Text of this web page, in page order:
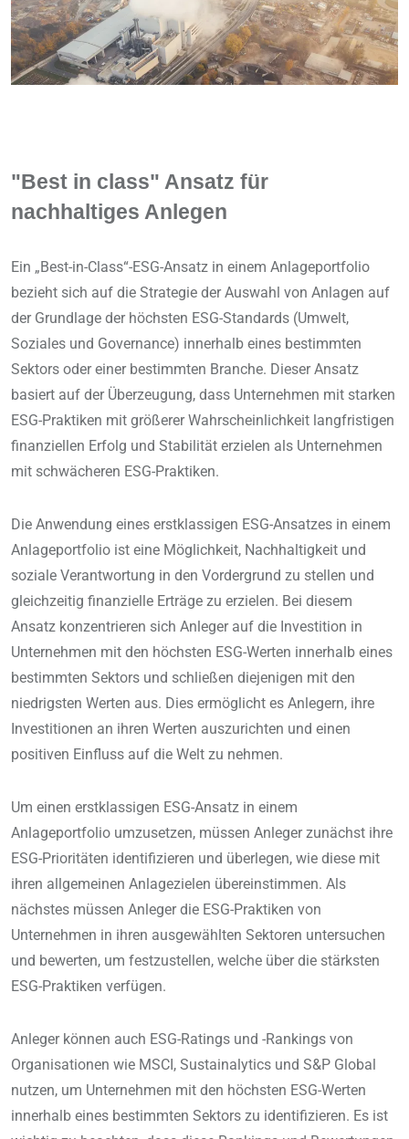
"Best in class" Ansatz für
nachhaltiges Anlegen
Ein „Best-in-Class“-ESG-Ansatz in einem Anlageportfolio
bezieht sich auf die Strategie der Auswahl von Anlagen auf
der Grundlage der höchsten ESG-Standards (Umwelt,
Soziales und Governance) innerhalb eines bestimmten
Sektors oder einer bestimmten Branche. Dieser Ansatz
basiert auf der Überzeugung, dass Unternehmen mit starken
ESG-Praktiken mit größerer Wahrscheinlichkeit langfristigen
finanziellen Erfolg und Stabilität erzielen als Unternehmen
mit schwächeren ESG-Praktiken.
Die Anwendung eines erstklassigen ESG-Ansatzes in einem
Anlageportfolio ist eine Möglichkeit, Nachhaltigkeit und
soziale Verantwortung in den Vordergrund zu stellen und
gleichzeitig finanzielle Erträge zu erzielen. Bei diesem
Ansatz konzentrieren sich Anleger auf die Investition in
Unternehmen mit den höchsten ESG-Werten innerhalb eines
bestimmten Sektors und schließen diejenigen mit den
niedrigsten Werten aus. Dies ermöglicht es Anlegern, ihre
Investitionen an ihren Werten auszurichten und einen
positiven Einfluss auf die Welt zu nehmen.
Um einen erstklassigen ESG-Ansatz in einem
Anlageportfolio umzusetzen, müssen Anleger zunächst ihre
ESG-Prioritäten identifizieren und überlegen, wie diese mit
ihren allgemeinen Anlagezielen übereinstimmen. Als
nächstes müssen Anleger die ESG-Praktiken von
Unternehmen in ihren ausgewählten Sektoren untersuchen
und bewerten, um festzustellen, welche über die stärksten
ESG-Praktiken verfügen.
Anleger können auch ESG-Ratings und -Rankings von
Organisationen wie MSCI, Sustainalytics und S&P Global
nutzen, um Unternehmen mit den höchsten ESG-Werten
innerhalb eines bestimmten Sektors zu identifizieren. Es ist